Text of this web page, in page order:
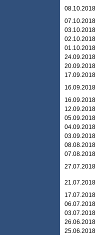
08.10.2018
07.10.2018
03.10.2018
02.10.2018
01.10.2018
24.09.2018
20.09.2018
17.09.2018
16.09.2018
16.09.2018
12.09.2018
05.09.2018
04.09.2018
03.09.2018
08.08.2018
07.08.2018
27.07.2018
21.07.2018
17.07.2018
06.07.2018
03.07.2018
26.06.2018
25.06.2018